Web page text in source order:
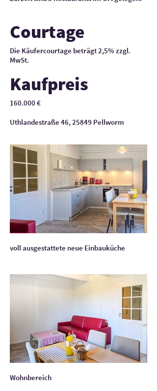
Courtage
Die Käufercourtage beträgt 2,5% zzgl.
MwSt.
Kaufpreis
160.000 €
Uthlandestraße 46, 25849 Pellworm
voll ausgestattete neue Einbauküche
Wohnbereich